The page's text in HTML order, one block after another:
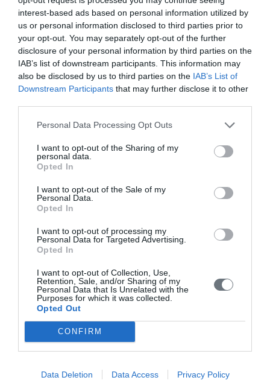
interest-based ads based on personal information utilized by
us or personal information disclosed to third parties prior to
your opt-out. You may separately opt-out of the further
disclosure of your personal information by third parties on the
IAB’s list of downstream participants. This information may
also be disclosed by us to third parties on the IAB’s List of
Downstream Participants that may further disclose it to other
Personal Data Processing Opt Outs
I want to opt-out of the Sharing of my
personal data.
Opted In
I want to opt-out of the Sale of my
Personal Data.
Opted In
I want to opt-out of processing my
Personal Data for Targeted Advertising.
Opted In
I want to opt-out of Collection, Use,
Retention, Sale, and/or Sharing of my
Personal Data that Is Unrelated with the
Purposes for which it was collected.
Opted Out
CONFIRM
Data Deletion Data Access Privacy Policy
Νέα & Ειδήσεις - Δραστηριότητες
Ομιλία του Dr. med. B. Παυλιδέλη με θέμα
“Αφεστώτα ώτα - Ωτοπλαστική - How I do
στη Ρινοπλαστική. Ιατρική Σχολή
Δημοκρίτειου Πανεπ. Θράκης,
Ιατρική Σχολή Δημοκρίτειου
Πανεπιστημίου Θράκης, ΩΡΛ Κλινική,